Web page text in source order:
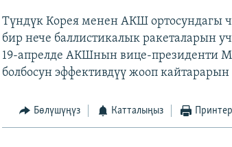
Түндүк Корея менен АКШ ортосундагы
бир нече баллистикалык ракеталарын
19-апрелде АКШнын вице-президенти
болбосун эффективдүү жооп кайтарарын
Бөлүшүңүз Катталыңыз Принтер